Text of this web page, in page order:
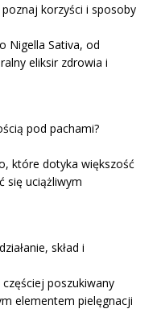
korzyści i sposoby
Nigella Sativa, od
eliksir zdrowia i
pod pachami?
które dotyka większość
się uciążliwym
skład i
poszukiwany
elementem pielęgnacji